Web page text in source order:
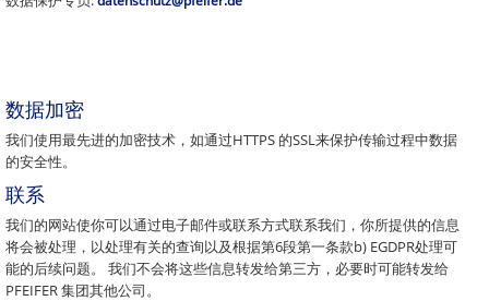
数据加密
我们使用最先进的加密技术，如通过HTTPS 的SSL来保护传输过程中数据
的安全性。
联系
我们的网站使你可以通过电子邮件或联系方式联系我们，你所提供的信息
将会被处理，以处理有关的查询以及根据第6段第一条款b) EGDPR处理可
能的后续问题。 我们不会将这些信息转发给第三方，必要时可能转发给
PFEIFER 集团其他公司。